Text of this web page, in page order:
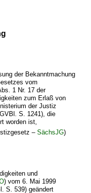
der Bekanntmachung
vom
1 Nr. 17 der
zum Erlaß von
der Justiz
S. 1241), die
worden ist,
–SächsJG)
und
) vom 6. Mai 1999
S. 539) geändert